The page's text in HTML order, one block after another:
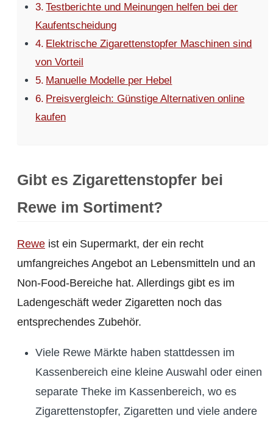
Testberichte und Meinungen helfen bei der
Kaufentscheidung
Elektrische Zigarettenstopfer Maschinen sind
von Vorteil
Manuelle Modelle per Hebel
Preisvergleich: Günstige Alternativen online
kaufen
Gibt es Zigarettenstopfer bei
Rewe im Sortiment?
Rewe ist ein Supermarkt, der ein recht
umfangreiches Angebot an Lebensmitteln und an
Non-Food-Bereiche hat. Allerdings gibt es im
Ladengeschäft weder Zigaretten noch das
entsprechendes Zubehör.
Viele Rewe Märkte haben stattdessen im
Kassenbereich eine kleine Auswahl oder einen
separate Theke im Kassenbereich, wo es
Zigarettenstopfer, Zigaretten und viele andere